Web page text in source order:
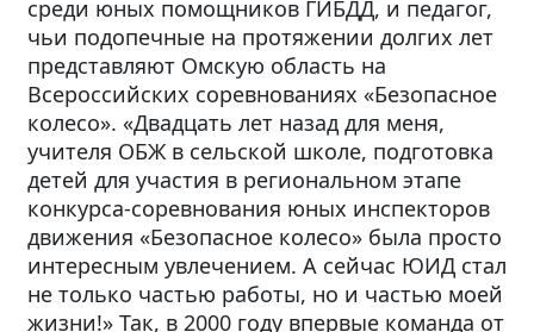
среди юных помощников ГИБДД, и педагог,
чьи подопечные на протяжении долгих лет
представляют Омскую область на
Всероссийских соревнованиях «Безопасное
колесо». «Двадцать лет назад для меня,
учителя ОБЖ в сельской школе, подготовка
детей для участия в региональном этапе
конкурса-соревнования юных инспекторов
движения «Безопасное колесо» была просто
интересным увлечением. А сейчас ЮИД стал
не только частью работы, но и частью моей
жизни!» Так, в 2000 году впервые команда от